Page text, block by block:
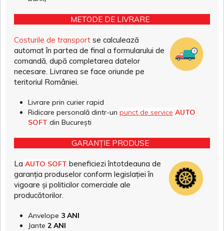
METODE DE LIVRARE
Costurile de transport se calculează
automat în partea de final a formularului de
comandă, după completarea datelor
necesare. Livrarea se face oriunde pe
teritoriul României.
Livrare prin curier rapid
Ridicare personală dintr-un punct de service AUTO
SOFT din București
GARANȚIE PRODUSE
La AUTO SOFT beneficiezi întotdeauna de
garanția produselor conform legislației în
vigoare și politicilor comerciale ale
producătorilor.
Anvelope 3 ANI
Jante 2 ANI